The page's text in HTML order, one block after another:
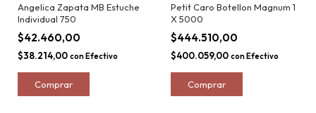
Angelica Zapata MB Estuche
Individual 750
$42.460,00
$38.214,00 conEfectivo
Petit Caro Botellon Magnum 1
X 5000
$444.510,00
$400.059,00 conEfectivo